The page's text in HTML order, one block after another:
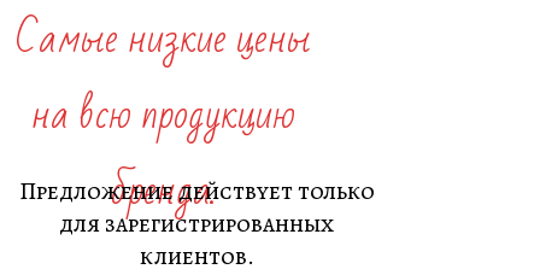
Самые низкие цены
на всю продукцию
бренда.
Предложение действует только
для зарегистрированных
клиентов.